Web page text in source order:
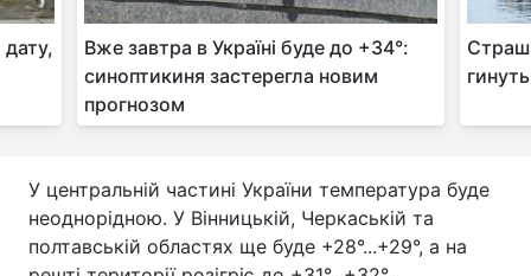
Вже завтра в Україні буде до +34°:
синоптикиня застерегла новим
прогнозом
У центральній частині України температура буде
неоднорідною. У Вінницькій, Черкаській та
полтавській областях ще буде +28°...+29°, а на